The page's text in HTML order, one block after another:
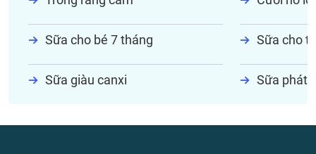
Sữa cho bé 7 tháng Sữa cho
Sữa giàu canxi Sữa phát